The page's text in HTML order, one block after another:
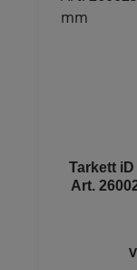
Tarkett
Art.